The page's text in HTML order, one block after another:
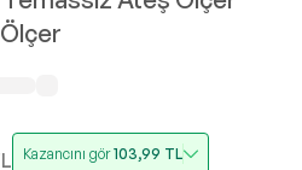
Kazancını gör103,99 TL